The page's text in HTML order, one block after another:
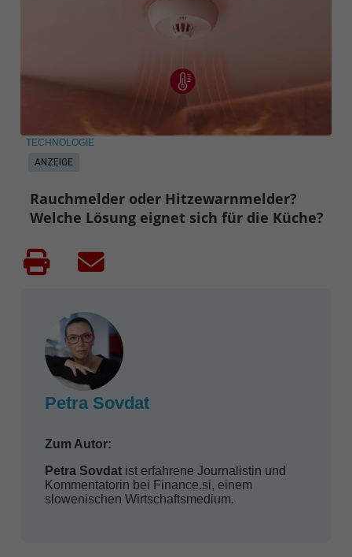
ANZEIGE
TECHNOLOGIE
Rauchmelder oder Hitzewarnmelder?
Welche Lösung eignet sich für die Küche?
Petra Sovdat
Zum Autor:
Petra Sovdatist erfahrene Journalistin und
Kommentatorin bei Finance.si, einem
slowenischen Wirtschaftsmedium.